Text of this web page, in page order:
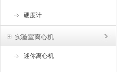
硬度计
实验室离心机
迷你离心机